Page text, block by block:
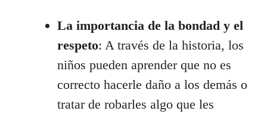
La importancia de la bondad y el
respeto: A través de la historia, los
niños pueden aprender que no es
correcto hacerle daño a los demás o
tratar de robarles algo que les